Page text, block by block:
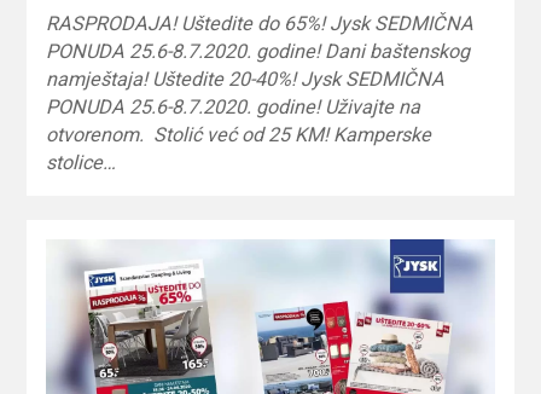
RASPRODAJA! Uštedite do 65%! Jysk SEDMIČNA
PONUDA 25.6-8.7.2020. godine! Dani baštenskog
namještaja! Uštedite 20-40%! Jysk SEDMIČNA
PONUDA 25.6-8.7.2020. godine! Uživajte na
otvorenom. Stolić već od 25 KM! Kamperske
stolice…